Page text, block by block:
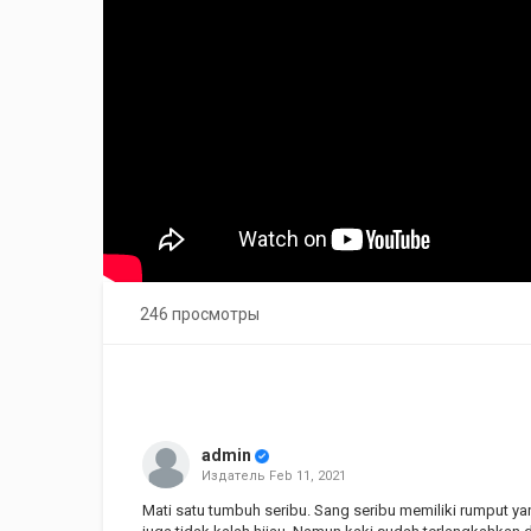
246 просмотры
admin
Издатель Feb 11, 2021
Mati satu tumbuh seribu. Sang seribu memiliki rumput